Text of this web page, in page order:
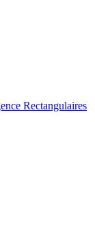
Rectangulaires